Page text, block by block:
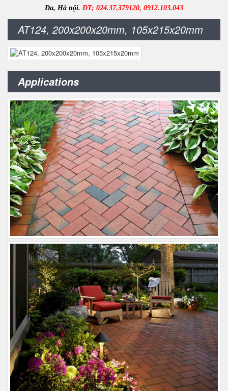
Đa, Hà nội. ĐT; 024.37.379120, 0912.103.043
AT124, 200x200x20mm, 105x215x20mm
Applications